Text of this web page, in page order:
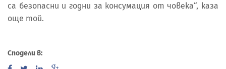
са безопасни и годни за консумация от човека“, каза
още той.
Сподели в: